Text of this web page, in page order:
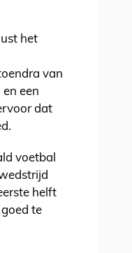
het
van
een
dat
voetbal
helft
te